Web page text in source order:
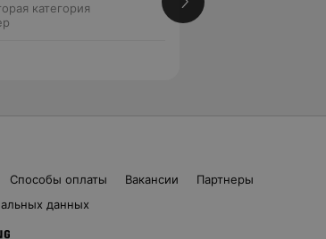
категория
Способы оплаты Вакансии
Партнеры
данных